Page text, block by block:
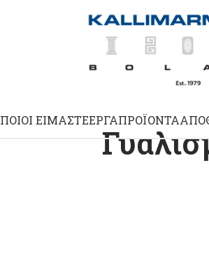
ΠΟΙΟΊ ΕΊΜΑΣΤΕΈΡΓΑΠΡΟΪΌΝΤΑ